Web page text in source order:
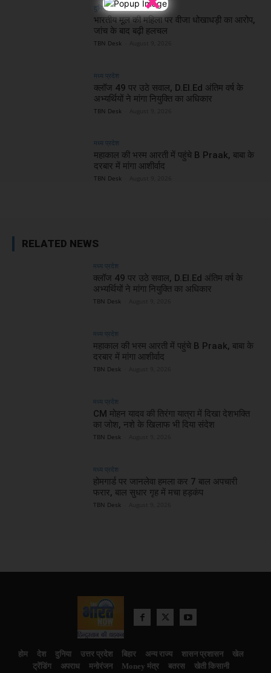
दुनिया
भारतीय मूल की महिला पर वीजा धोखाधड़ी का आरोप,
जांच के बाद बढ़ी हलचल
TBN Desk
मध्य प्रदेश
क्लॉज 49 पर उठे सवाल, D.El.Ed अंतिम वर्ष के
अभ्यर्थियों ने मांगा नियुक्ति का अधिकार
TBN Desk
मध्य प्रदेश
महाकाल की भस्म आरती में पहुंचे B Praak, बाबा के
दरबार में मांगा आशीर्वाद
TBN Desk
RELATED NEWS
मध्य प्रदेश
क्लॉज 49 पर उठे सवाल, D.El.Ed अंतिम वर्ष के
अभ्यर्थियों ने मांगा नियुक्ति का अधिकार
TBN Desk
मध्य प्रदेश
महाकाल की भस्म आरती में पहुंचे B Praak, बाबा के
दरबार में मांगा आशीर्वाद
TBN Desk
मध्य प्रदेश
CM मोहन यादव की तिरंगा यात्रा में दिखा देशभक्ति
का जोश, नशे के खिलाफ भी दिया संदेश
TBN Desk
मध्य प्रदेश
होमगार्ड पर जानलेवा हमला कर 7 बाल अपचारी
फरार, बाल सुधार गृह में मचा हड़कंप
TBN Desk
होम देश दुनिया उत्तर प्रदेश बिहार अन्य राज्य शासन प्रशासन
खेल
ट्रेंडिंग
अपराध मनोरंजन Money मंत्र बतरस
खेती किसानी